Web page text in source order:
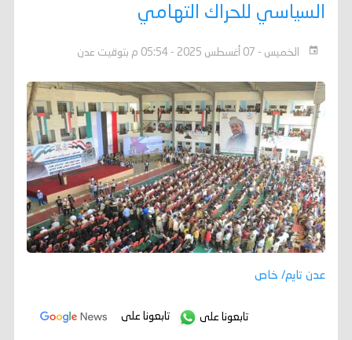
السياسي للحراك التهامي
الخميس - 07 أغسطس 2025 - 05:54 م بتوقيت عدن
عدن تايم/ خاص
تابعونا على تابعونا على